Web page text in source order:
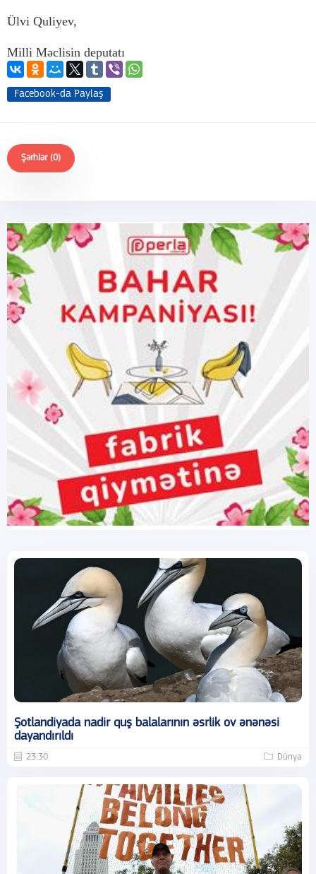
Ülvi Quliyev,
Milli Məclisin deputatı
Facebook-da Paylaş
Şərhlər (0)
Şotlandiyada nadir quş balalarının əsrlik ov ənənəsi
dayandırıldı
23:30 Dünya